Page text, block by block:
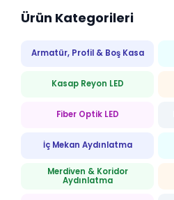
Ürün Kategorileri
Armatür, Profil & Boş Kasa
Kasap Reyon LED
Fiber Optik LED
İç Mekan Aydınlatma
Merdiven & Koridor
Aydınlatma